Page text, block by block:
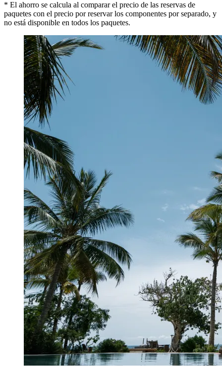
* El ahorro se calcula al comparar el precio de las reservas de
paquetes con el precio por reservar los componentes por separado, y
no está disponible en todos los paquetes.